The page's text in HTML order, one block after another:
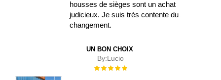
housses de sièges sont un achat
judicieux. Je suis très contente du
changement.
UN BON CHOIX
By:Lucio
Évaluation :